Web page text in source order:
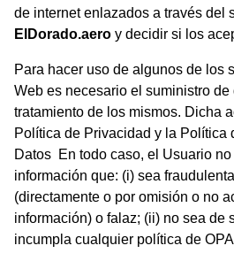
de internet enlazados a través del
ElDorado.aero y decidir si los
Para hacer uso de algunos de los
Web es necesario el suministro de
tratamiento de los mismos. Dicha
Política de Privacidad y la Política
Datos En todo caso, el Usuario
información que: (i) sea
(directamente o por omisión o no
información) o falaz; (ii) no sea de
incumpla cualquier política de